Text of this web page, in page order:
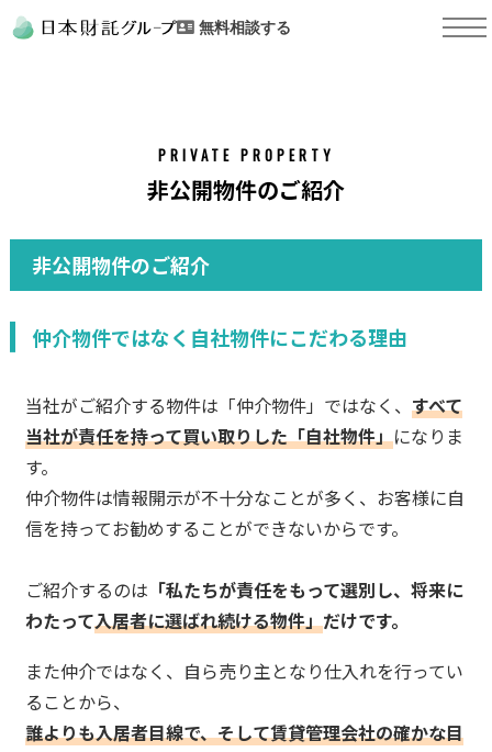
無料相談する
PRIVATE PROPERTY
非公開物件のご紹介
非公開物件のご紹介
仲介物件ではなく自社物件にこだわる理由
当社がご紹介する物件は「仲介物件」ではなく、すべて
当社が責任を持って買い取りした「自社物件」になりま
す。
仲介物件は情報開示が不十分なことが多く、お客様に自
信を持ってお勧めすることができないからです。
ご紹介するのは 「私たちが責任をもって選別し、将来に
わたって入居者に選ばれ続ける物件」だけです。
また仲介ではなく、自ら売り主となり仕入れを行ってい
ることから、
誰よりも入居者目線で、そして賃貸管理会社の確かな目